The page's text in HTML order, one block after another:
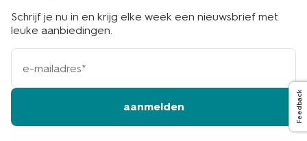
Schrijf je nu in en krijg elke week een nieuwsbrief met
leuke aanbiedingen.
e-
mailadres
aanmelden Feedback